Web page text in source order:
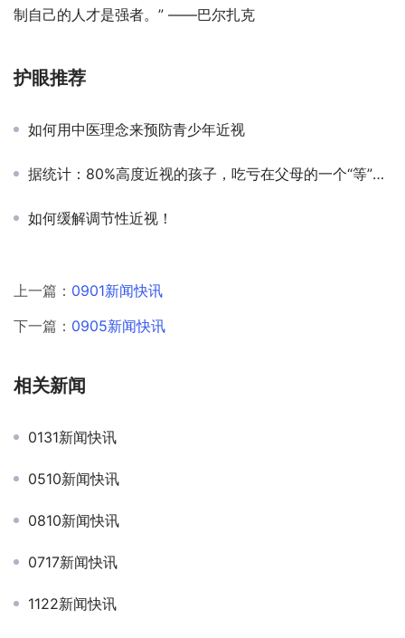
制自己的人才是强者。” ——巴尔扎克
护眼推荐
如何用中医理念来预防青少年近视
据统计：80%高度近视的孩子，吃亏在父母的一个“等”字上！
如何缓解调节性近视！
上一篇： 0901新闻快讯
下一篇： 0905新闻快讯
相关新闻
0131新闻快讯
0510新闻快讯
0810新闻快讯
0717新闻快讯
1122新闻快讯